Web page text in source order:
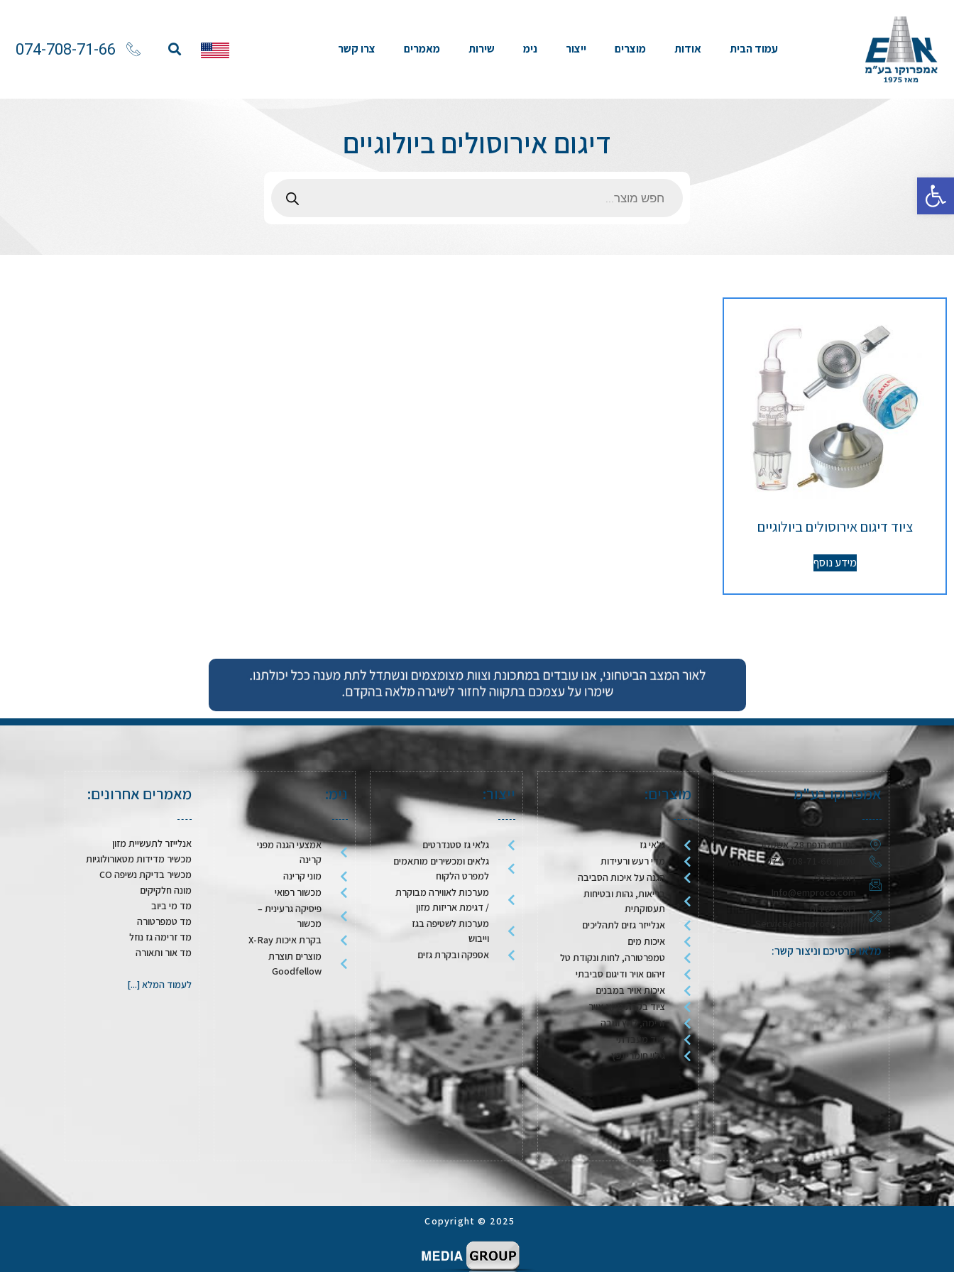
עמוד הבית אודות מוצרים ייצור נימ שירות מאמרים צרו קשר 074-708-71-66
דיגום אירוסולים ביולוגיים
ציוד דיגום אירוסולים ביולוגיים
מידע נוסף
אמפרוקו בע"מ
כתובת: הנפח 28, אשקלון
דוא"ל כללי:
Info@emproco.com
דוא"ל שירות:
Service@emproco.com
מלאו פרטיכם וניצור קשר:
מוצרים:
גלאי גז
מדי רעש ורעידות
הגנה על איכות הסביבה
בריאות, גהות ובטיחות
תעסוקתית
אנלייזר גזים לתהליכים
איכות מים
טמפרטורה, לחות ונקודת טל
זיהום אויר ודיגום סביבתי
איכות אויר במבנים
ציוד בקרת מיזוג אויר
זרימה, לחץ וגובה
ציוד מעבדתי
גילוי חומרי נפץ
ייצור:
גלאי גז סטנדרטים
גלאים ומכשירים מותאמים
למפרט הלקוח
מערכות לאווירה מבוקרת
/ דגימת אריזות מזון
מערכות לשטיפה בגז
וייבוש
אספקה ובקרת גזים
נימ:
אמצעי הגנה מפני
קרינה
מוני קרינה
מכשור רפואי
פיסיקה גרעינית –
מכשור
בקרת איכות X-Ray
מוצרים תוצרת
Goodfellow
מאמרים אחרונים:
אנלייזר לתעשיית מזון
מכשיר מדידות מטאורולוגיות
מכשיר בדיקת נשיפה CO
מונה חלקיקים
מד מי ביוב
מד טמפרטורה
מד זרימה גז נוזל
מד אור ותאורה
לעמוד המלא [...]
Copyright © 2025
פתח סרגל נגישות